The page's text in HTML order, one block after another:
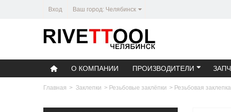
Вход Ваш город: Челябинск
О КОМПАНИИ ПРОИЗВОДИТЕЛИ
Главная > Заклепки > Резьбовые заклёпки > Резьбовая